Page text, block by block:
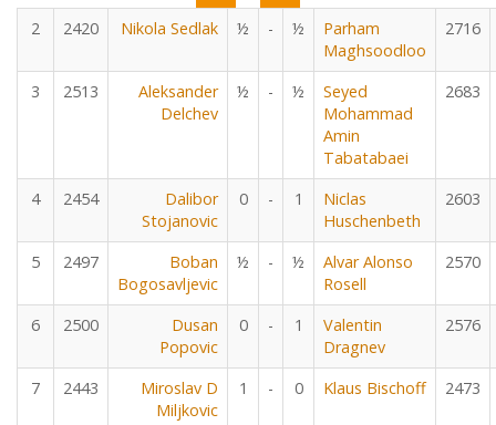
2
2420 Nikola Sedlak ½ - ½
Parham
Maghsoodloo
2716
3 2513
Aleksander
Delchev
½ - ½
Seyed
Mohammad
Amin
Tabatabaei
2683
4 2454
Dalibor
Stojanovic
0 - 1
Niclas
Huschenbeth
2603
5 2497
Boban
Bogosavljevic
½ - ½
Alvar Alonso
Rosell
2570
6 2500
Dusan
Popovic
0 - 1
Valentin
Dragnev
2576
7 2443
Miroslav D
Miljkovic
1 - 0 Klaus Bischoff 2473